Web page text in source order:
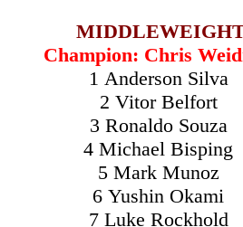
Champion: Chris
1 Anderson Silva
2 Vitor Belfort
3 Ronaldo Souza
4 Michael Bisping
5 Mark Munoz
6 Yushin Okami
7 Luke Rockhold